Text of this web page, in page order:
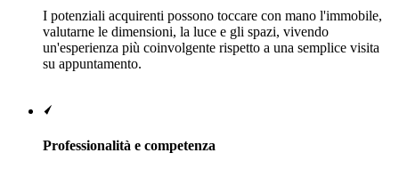
I potenziali acquirenti possono toccare con mano l'immobile,
valutarne le dimensioni, la luce e gli spazi, vivendo
un'esperienza più coinvolgente rispetto a una semplice visita
su appuntamento.
Professionalità e competenza